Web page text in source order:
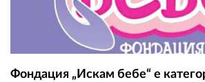
Фондация „Искам бебе“ е